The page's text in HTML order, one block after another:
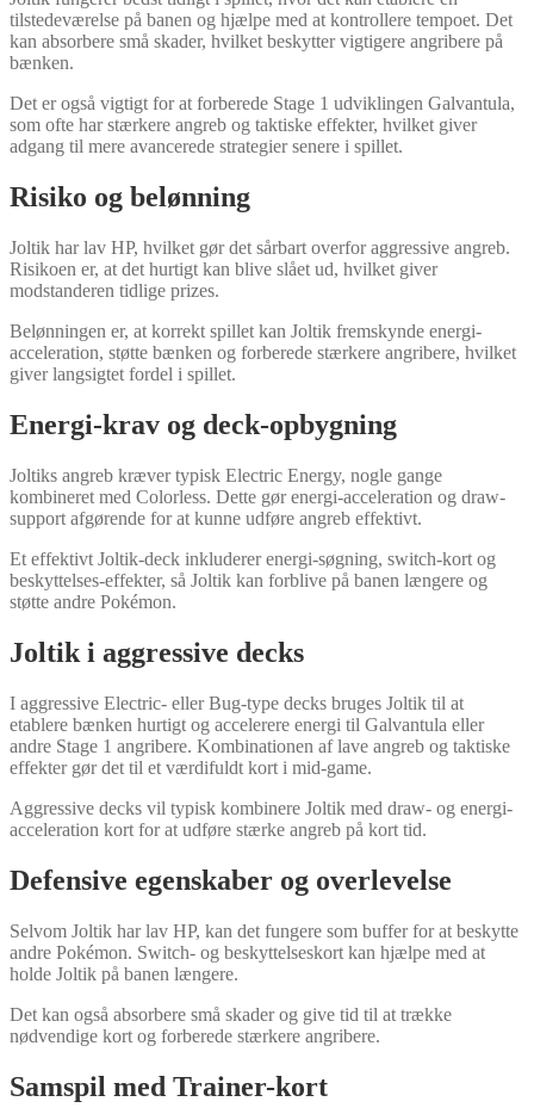
tilstedeværelse på banen og hjælpe med at kontrollere tempoet. Det
kan absorbere små skader, hvilket beskytter vigtigere angribere på
bænken.
Det er også vigtigt for at forberede Stage 1 udviklingen Galvantula,
som ofte har stærkere angreb og taktiske effekter, hvilket giver
adgang til mere avancerede strategier senere i spillet.
Risiko og belønning
Joltik har lav HP, hvilket gør det sårbart overfor aggressive angreb.
Risikoen er, at det hurtigt kan blive slået ud, hvilket giver
modstanderen tidlige prizes.
Belønningen er, at korrekt spillet kan Joltik fremskynde energi-
acceleration, støtte bænken og forberede stærkere angribere, hvilket
giver langsigtet fordel i spillet.
Energi-krav og deck-opbygning
Joltiks angreb kræver typisk Electric Energy, nogle gange
kombineret med Colorless. Dette gør energi-acceleration og draw-
support afgørende for at kunne udføre angreb effektivt.
Et effektivt Joltik-deck inkluderer energi-søgning, switch-kort og
beskyttelses-effekter, så Joltik kan forblive på banen længere og
støtte andre Pokémon.
Joltik i aggressive decks
I aggressive Electric- eller Bug-type decks bruges Joltik til at
etablere bænken hurtigt og accelerere energi til Galvantula eller
andre Stage 1 angribere. Kombinationen af lave angreb og taktiske
effekter gør det til et værdifuldt kort i mid-game.
Aggressive decks vil typisk kombinere Joltik med draw- og energi-
acceleration kort for at udføre stærke angreb på kort tid.
Defensive egenskaber og overlevelse
Selvom Joltik har lav HP, kan det fungere som buffer for at beskytte
andre Pokémon. Switch- og beskyttelseskort kan hjælpe med at
holde Joltik på banen længere.
Det kan også absorbere små skader og give tid til at trække
nødvendige kort og forberede stærkere angribere.
Samspil med Trainer-kort